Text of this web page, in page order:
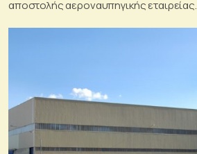
αποστολής αεροναυπηγικής εταιρείας.